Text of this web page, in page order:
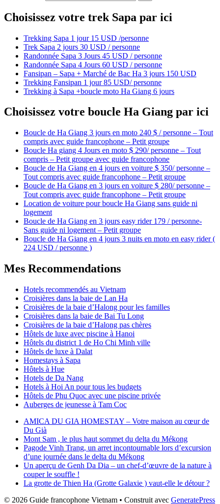
Choisissez votre trek Sapa par ici
Trekking Sapa 1 jour 15 USD /personne
Trek Sapa 2 jours 30 USD / personne
Randonnée Sapa 3 Jours 45 USD / personne
Randonnée Sapa 4 Jours 60 USD / personne
Fansipan – Sapa + Marché de Bac Ha 3 jours 150 USD
Trekking Fansipan 1 jour 85 USD/ personne
Trekking à Sapa +boucle moto Ha Giang 6 jours
Choisissez votre boucle Ha Giang par ici
Boucle de Ha Giang 3 jours en moto 240 $ / personne – Tout
compris avec guide francophone – Petit groupe
Boucle Ha giang 4 Jours en moto $ 290/ personne – Tout
compris – Petit groupe avec guide francophone
Boucle de Ha Giang en 4 jours en voiture $ 350/ personne –
Tout compris avec guide francophone – Petit groupe
Boucle de Ha Giang en 3 jours en voiture $ 280/ personne –
Tout compris avec guide francophone – Petit groupe
Location de voiture pour boucle Ha Giang sans guide ni
logement
Boucle de Ha Giang en 3 jours easy rider 179 / personne-
Sans guide ni logement – Petit groupe
Boucle de Ha Giang en 4 jours 3 nuits en moto en easy rider (
224 USD / personne )
Mes Recommendations
Hotels recommendés au Vietnam
Croisières dans la baie de Lan Ha
Croisières de la baie d’Halong pour les familles
Croisières dans la baie de Bai Tu Long
Croisières de la baie d’Halong pas chères
Hôtels de luxe avec piscine à Hanoi
Hôtels du district 1 de Ho Chi Minh ville
Hôtels de luxe à Dalat
Homestays à Sapa
Hôtels à Hue
Hotels de Da Nang
Hotels à Hoi An pour tous les budgets
Hôtels de Phu Quoc avec une piscine privée
Auberges de jeunesse à Tam Coc
AMICA DU GIA HOMESTAY – Votre maison au cœur de
Du Già
Mont Sam , le plus haut sommet du delta du Mékong
Pagode Vinh Trang, un arret incontournable lors d’excursion
d’une journée dans le delta du Mékong
Un aperçu de Genh Da Dia – un chef-d’œuvre de la nature à
couper le souffle !
La grotte de Thien Ha (Grotte Galaxie ) vaut-elle le détour ?
© 2026 Guide francophone Vietnam • Construit avec GeneratePress